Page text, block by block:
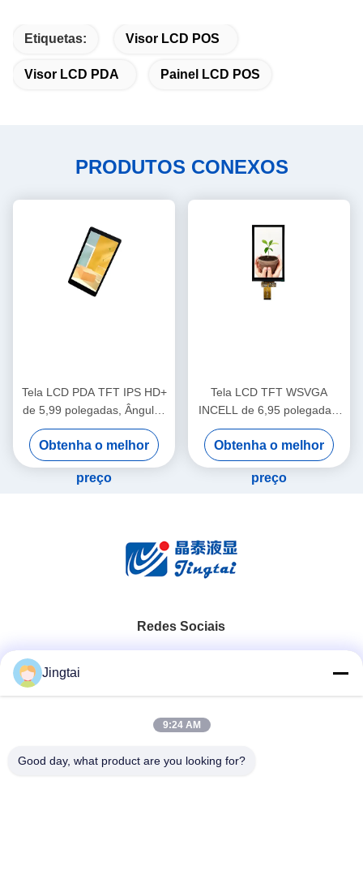
Etiquetas: Visor LCD POS
Visor LCD PDA Painel LCD POS
PRODUTOS CONEXOS
Tela LCD PDA TFT IPS HD+
de 5,99 polegadas, Ângulos
de visão amplos Tela LCD
POS
Obtenha o melhor
preço
Tela LCD TFT WSVGA
INCELL de 6,95 polegadas,
600x1024, brilho de 380
cd/m2
Obtenha o melhor
preço
Redes Sociais
0086-755-27491128
Jingtai
9:24 AM
Good day, what product are you looking for?